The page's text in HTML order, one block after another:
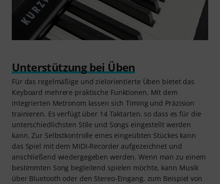
Unterstützung bei Üben
Für das regelmäßige und zielorientierte Üben bietet das
Keyboard mehrere praktische Funktionen. Mit dem
integrierten Metronom lassen sich Timing und Präzision
trainieren. Es verfügt über 14 Taktarten, so dass es für die
unterschiedlichsten Stile und Songs eingestellt werden
kann. Zur Selbstkontrolle eines eingeübten Stückes kann
das Spiel mit dem MIDI-Recorder aufgezeichnet und
anschließend wiedergegeben werden. Wenn man zu einem
bestimmten Song begleitend spielen möchte, kann Musik
über Bluetooth oder den Stereo-Eingang, zum Beispiel von